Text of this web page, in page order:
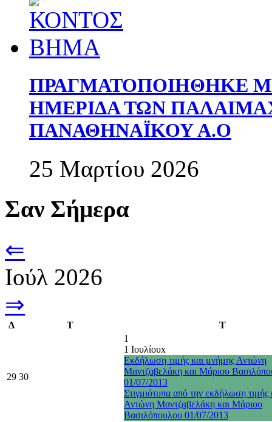
ΠΡΑΓΜΑΤΟΠΟΙΗΘΗΚΕ
ΗΜΕΡΙΔΑ ΤΩΝ
ΠΑΝΑΘΗΝΑΪΚΟΥ Α.Ο
25 Μαρτίου 2026
Σαν Σήμερα
⇐
Ιούλ 2026
⇒
Δ Τ Τ
29 30
1
1 Ιουλίουx
Εκδήλωση τιμής και μνήμης Αντώνη
Μαντζαβελάκη και Μάριου
01/07/2013
Στιγμιότυπα από την εκδήλωση τιμής
Αντώνη Μαντζαβελάκη και Μάριου
Βασιλόπουλου 01/07/2013